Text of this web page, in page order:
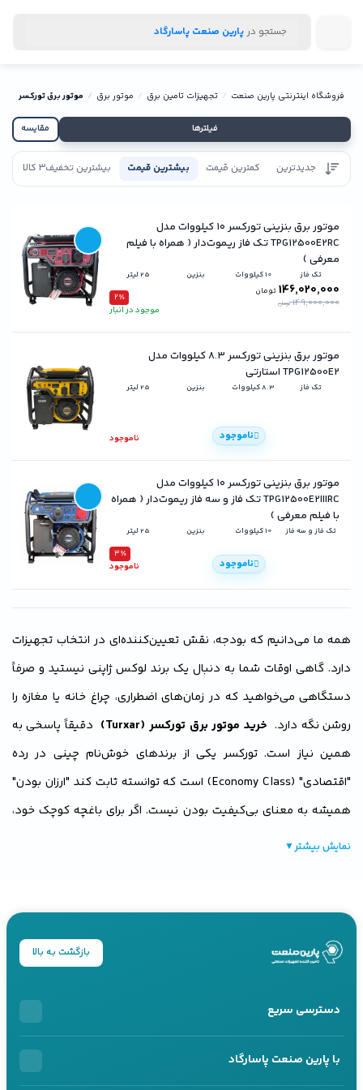
جستجو در پارین صنعت پاسارگاد
فروشگاه اینترنتی پارین صنعت تجهیزات تامین برق موتور برق موتور برق تورکسر
فیلترها مقایسه
جدیدترین کمترین قیمت بیشترین قیمت بیشترین تخفیف3 کالا
تک فاز 10 کیلووات بنزین 25 لیتر
موتور برق بنزینی تورکسر ۱۰ کیلووات مدل
TPG12500E2RC تک فاز ریموت‌دار ( همراه با فیلم
معرفی )
2٪
موجود در انبار
146,020,000 تومان
149,000,000 تومان
تک فاز 8.3 کیلووات بنزین 25 لیتر
موتور برق بنزینی تورکسر ۸.۳ کیلووات مدل
TPG12500E2 استارتی
ناموجود ناموجود
تک فاز و سه فاز 10 کیلووات بنزین 25 لیتر
موتور برق بنزینی تورکسر ۱۰ کیلووات مدل
TPG12500E2IIIRC تک فاز و سه فاز ریموت‌دار ( همراه
با فیلم معرفی )
3٪
ناموجود ناموجود
همه ما می‌دانیم که بودجه، نقش تعیین‌کننده‌ای در انتخاب تجهیزات
دارد. گاهی اوقات شما به دنبال یک برند لوکس ژاپنی نیستید و صرفاً
دستگاهی می‌خواهید که در زمان‌های اضطراری، چراغ خانه یا مغازه را
روشن نگه دارد. خرید موتور برق تورکسر (Turxar)
دقیقاً پاسخی به
همین نیاز است. تورکسر یکی از برندهای خوش‌نام چینی در رده
"اقتصادی" (Economy Class) است که توانسته ثابت کند "ارزان بودن"
همیشه به معنای بی‌کیفیت بودن نیست. اگر برای باغچه کوچک خود،
کمپینگ‌های آخر هفته یا تأمین برق اضطراری چند لامپ و تلویزیون به
عرضه می‌کنیم تا مسیر
برای شما مطمئن و
نمایش بیشتر▼
بازگشت به بالا
دسترسی سریع
محصولات اقساطی
با پارین صنعت پاسارگاد